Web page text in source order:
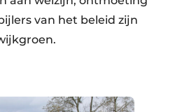
van het beleid zijn